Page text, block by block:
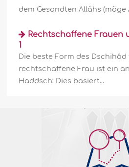
dem Gesandten Allâhs (möge
Rechtschaffene Frauen
1
Die beste Form des
rechtschaffene Frau ist ein
Haddsch: Dies basiert...